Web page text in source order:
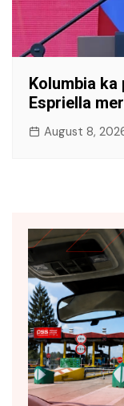
Kolumbia ka
Espriella
August 8,